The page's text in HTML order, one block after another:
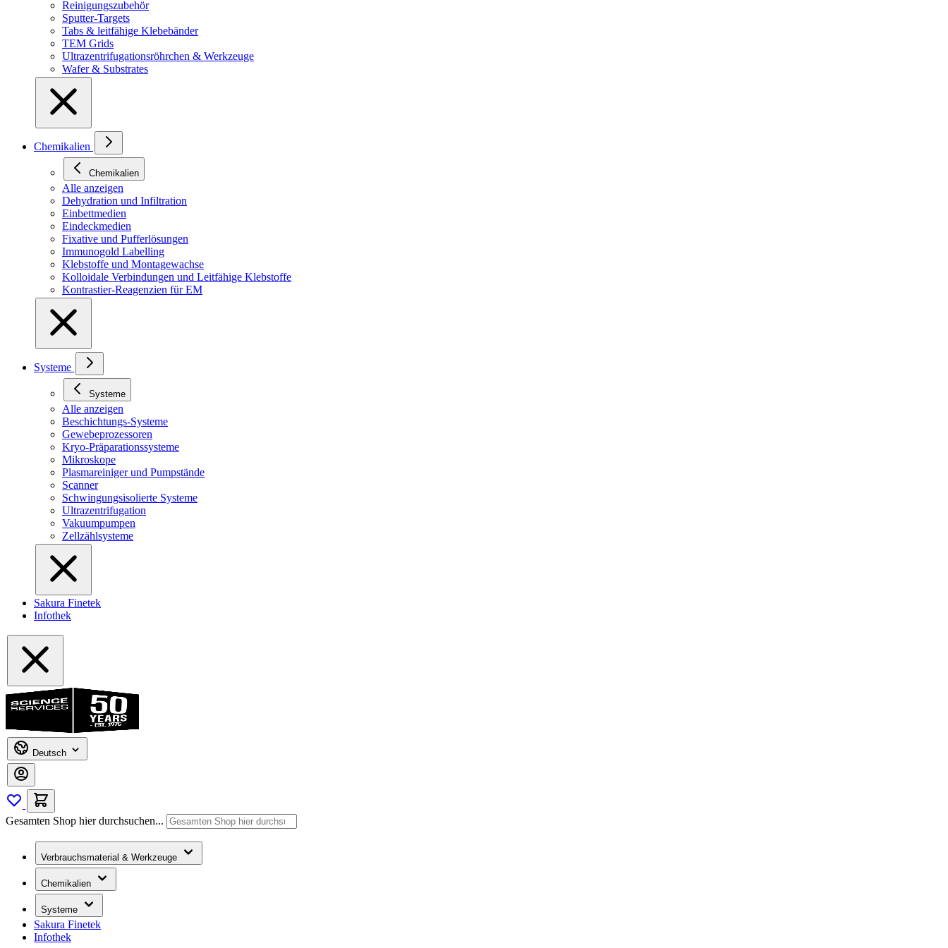
Reinigungszubehör
Sputter-Targets
Tabs & leitfähige Klebebänder
TEM Grids
Ultrazentrifugationsröhrchen & Werkzeuge
Wafer & Substrates
Chemikalien
Chemikalien
Alle anzeigen
Dehydration und Infiltration
Einbettmedien
Eindeckmedien
Fixative und Pufferlösungen
Immunogold Labelling
Klebstoffe und Montagewachse
Kolloidale Verbindungen und Leitfähige Klebstoffe
Kontrastier-Reagenzien für EM
Systeme
Systeme
Alle anzeigen
Beschichtungs-Systeme
Gewebeprozessoren
Kryo-Präparationssysteme
Mikroskope
Plasmareiniger und Pumpstände
Scanner
Schwingungsisolierte Systeme
Ultrazentrifugation
Vakuumpumpen
Zellzählsysteme
Sakura Finetek
Infothek
Deutsch
Gesamten Shop hier durchsuchen...
Verbrauchsmaterial & Werkzeuge
Chemikalien
Systeme
Sakura Finetek
Infothek